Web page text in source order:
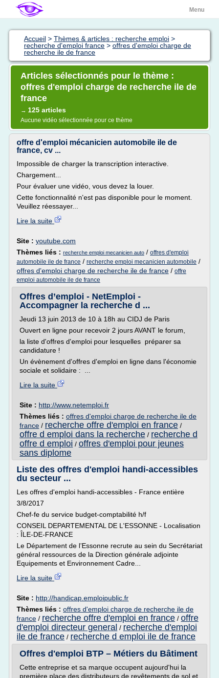
Menu
Accueil > Thèmes & articles : recherche emploi >
recherche d'emploi france > offres d'emploi charge de
recherche ile de france
Articles sélectionnés pour le thème :
offres d'emploi charge de recherche ile de
france
→ 125 articles
Aucune vidéo sélectionnée pour ce thème
offre d'emploi mécanicien automobile ile de
france, cv ...
Impossible de charger la transcription interactive.
Chargement...
Pour évaluer une vidéo, vous devez la louer.
Cette fonctionnalité n'est pas disponible pour le moment.
Veuillez réessayer...
Lire la suite
Site : youtube.com
Thèmes liés : recherche emploi mecanicien auto / offres d'emploi
automobile ile de france / recherche emploi mecanicien automobile /
offres d'emploi charge de recherche ile de france / offre
emploi automobile ile de france
Offres d’emploi - NetEmploi -
Accompagner la recherche d ...
Jeudi 13 juin 2013 de 10 à 18h au CIDJ de Paris
Ouvert en ligne pour recevoir 2 jours AVANT le forum,
la liste d'offres d'emploi pour lesquelles préparer sa
candidature !
Un évènement d'offres d'emploi en ligne dans l'économie
sociale et solidaire : ...
Lire la suite
Site : http://www.netemploi.fr
Thèmes liés : offres d'emploi charge de recherche ile de
france / recherche offre d'emploi en france /
offre d emploi dans la recherche / recherche d
offre d emploi / offres d'emploi pour jeunes
sans diplome
Liste des offres d'emploi handi-accessibles
du secteur ...
Les offres d'emploi handi-accessibles - France entière
3/8/2017
Chef-fe du service budget-comptabilité h/f
CONSEIL DEPARTEMENTAL DE L'ESSONNE - Localisation
: ÎLE-DE-FRANCE
Le Département de l’Essonne recrute au sein du Secrétariat
général ressources de la Direction générale adjointe
Equipements et Environnement Cadre...
Lire la suite
Site : http://handicap.emploipublic.fr
Thèmes liés : offres d'emploi charge de recherche ile de
france / recherche offre d'emploi en france / offre
d'emploi directeur general / recherche d'emploi
ile de france / recherche d emploi ile de france
Offres d'emploi BTP – Métiers du Bâtiment
Cette entreprise et sa marque occupent aujourd'hui la
première place des distributeurs de revêtements de sol et